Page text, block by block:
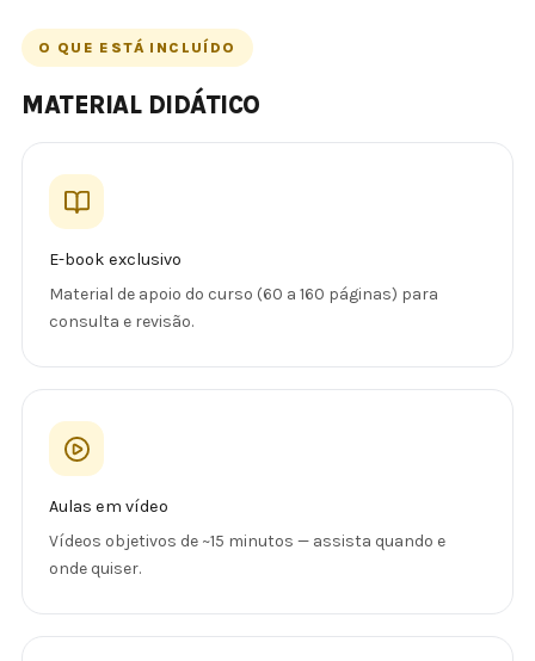
O QUE ESTÁ INCLUÍDO
MATERIAL DIDÁTICO
E-book exclusivo
Material de apoio do curso (60 a 160 páginas) para
consulta e revisão.
Aulas em vídeo
Vídeos objetivos de ~15 minutos — assista quando e
onde quiser.